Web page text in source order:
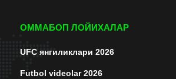
ОММАБОП ЛОЙИХАЛАР
UFC янгиликлари 2026
Futbol videolar 2026